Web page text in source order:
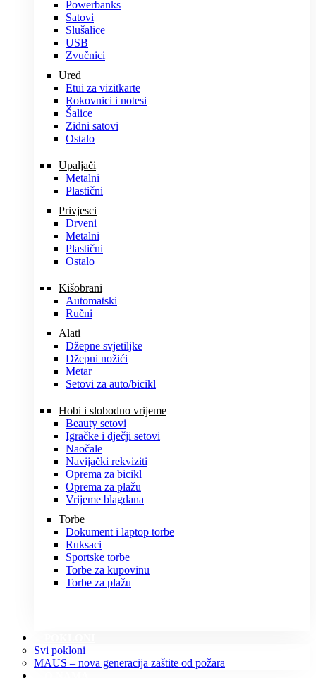
Powerbanks
Satovi
Slušalice
USB
Zvučnici
Ured
Etui za vizitkarte
Rokovnici i notesi
Šalice
Zidni satovi
Ostalo
Upaljači
Metalni
Plastični
Privjesci
Drveni
Metalni
Plastični
Ostalo
Kišobrani
Automatski
Ručni
Alati
Džepne svjetiljke
Džepni nožići
Metar
Setovi za auto/bicikl
Hobi i slobodno vrijeme
Beauty setovi
Igračke i dječji setovi
Naočale
Navijački rekviziti
Oprema za bicikl
Oprema za plažu
Vrijeme blagdana
Torbe
Dokument i laptop torbe
Ruksaci
Sportske torbe
Torbe za kupovinu
Torbe za plažu
Svi pokloni
MAUS – nova generacija zaštite od požara